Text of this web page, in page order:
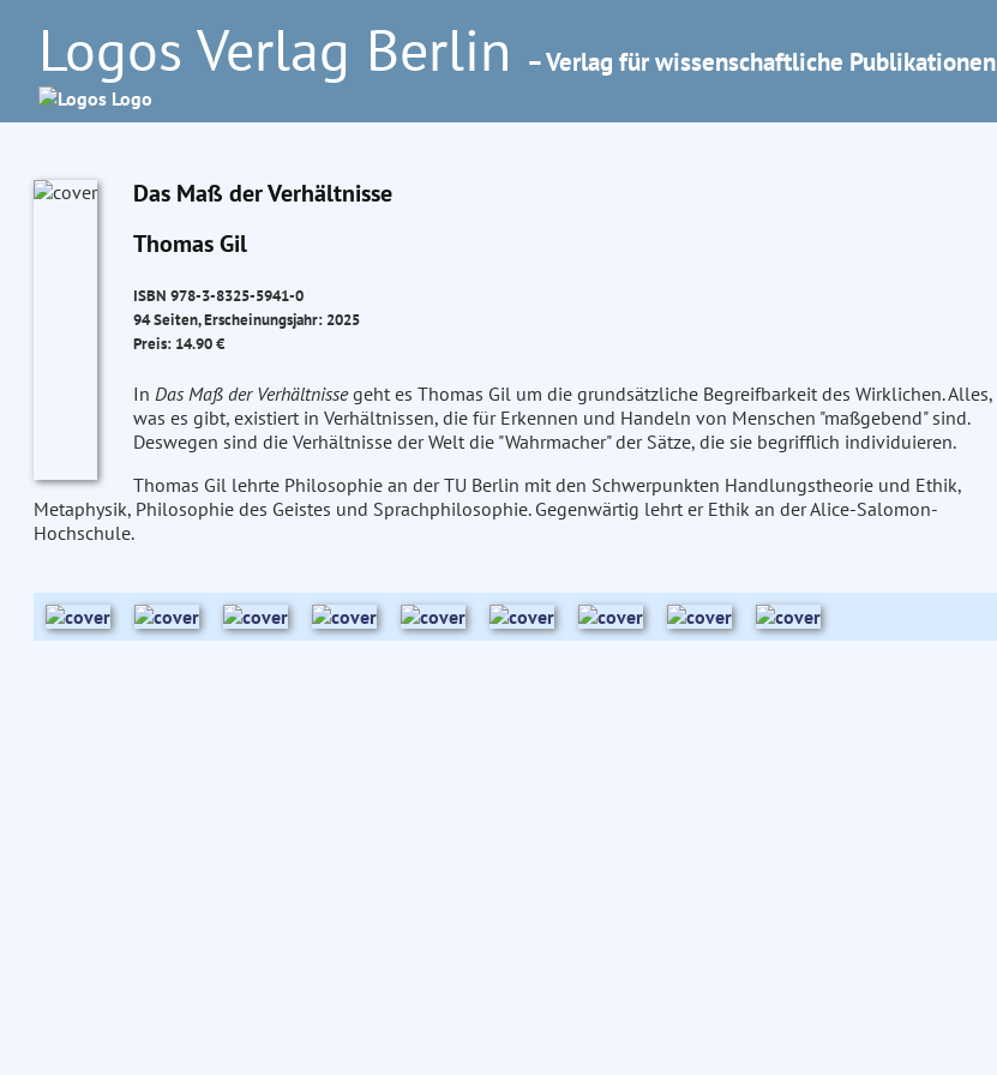
Logos Verlag Berlin – Verlag für wissenschaftliche Publikationen
Das Maß der Verhältnisse
Thomas Gil
ISBN 978-3-8325-5941-0
94 Seiten, Erscheinungsjahr: 2025
Preis: 14.90 €
In Das Maß der Verhältnissegeht es Thomas Gil um die grundsätzliche Begreifbarkeit des Wirklichen. Alles,
was es gibt, existiert in Verhältnissen, die für Erkennen und Handeln von Menschen "maßgebend" sind.
Deswegen sind die Verhältnisse der Welt die "Wahrmacher" der Sätze, die sie begrifflich individuieren.
Thomas Gil lehrte Philosophie an der TU Berlin mit den Schwerpunkten Handlungstheorie und Ethik,
Metaphysik, Philosophie des Geistes und Sprachphilosophie. Gegenwärtig lehrt er Ethik an der Alice-Salomon-
Hochschule.